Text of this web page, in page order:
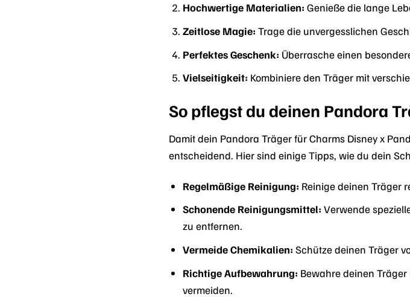
Hochwertige Materialien: Genieße die lange
Zeitlose Magie: Trage die unvergesslichen
Perfektes Geschenk: Überrasche einen
Vielseitigkeit: Kombiniere den Träger mit
So pflegst du deinen Pandora
Damit dein Pandora Träger für Charms Disney x
entscheidend. Hier sind einige Tipps, wie du dein
Regelmäßige Reinigung: Reinige deinen Träger
Schonende Reinigungsmittel: Verwende
zu entfernen.
Vermeide Chemikalien: Schütze deinen Träger
Richtige Aufbewahrung: Bewahre deinen
vermeiden.